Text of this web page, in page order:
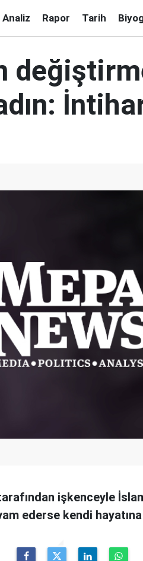
Analiz Rapor Tarih
işkenceyle
ederse kendi